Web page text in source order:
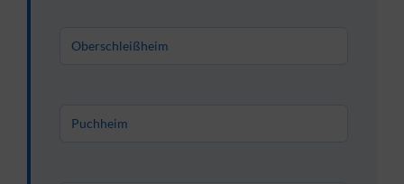
Oberschleißheim
Puchheim